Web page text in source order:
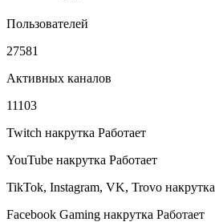
Пользователей
27581
Активных каналов
11103
Twitch накрутка Работает
YouTube накрутка Работает
TikTok, Instagram, VK, Trovo накрутка
Facebook Gaming накрутка Работает